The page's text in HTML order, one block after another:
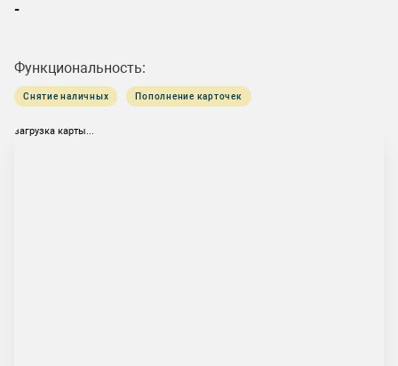
-
Функциональность:
Снятие наличных Пополнение карточек
загрузка карты...